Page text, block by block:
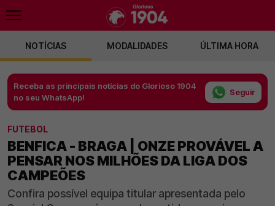
NOTÍCIAS MODALIDADES ÚLTIMA HORA
Receba as principais notícias do Glorioso 1904
no seu WhatsApp!
Seguir
FUTEBOL
BENFICA - BRAGA | ONZE PROVÁVEL A
PENSAR NOS MILHÕES DA LIGA DOS
CAMPEÕES
Confira possível equipa titular apresentada pelo